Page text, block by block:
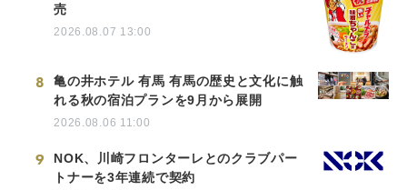
売
2026.08.07 13:00
8
亀の井ホテル 有馬 有馬の歴史と文化に触
れる秋の宿泊プランを9月から展開
2026.08.06 11:00
9
NOK、川崎フロンターレとのクラブパー
トナーを3年連続で契約